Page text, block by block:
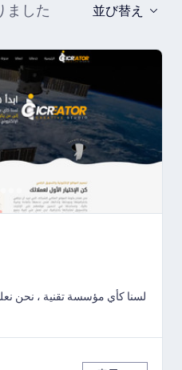
ました 並び替え
لسنا كأي مؤسسة تقنية ، نحن